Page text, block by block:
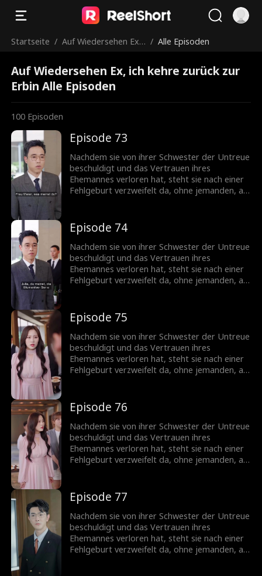
Startseite / Auf Wiedersehen Ex, i
rbin
/ Alle Episoden
Auf Wiedersehen Ex, ich kehre zurück zur
Erbin Alle Episoden
100 Episoden
Episode 73
Nachdem sie von ihrer Schwester der Untreue
beschuldigt und das Vertrauen ihres
Ehemannes verloren hat, steht sie nach einer
Fehlgeburt verzweifelt da, ohne jemanden, an
was ihr die Chance gibt, ihren Status
zurückzugewinnen. Als sie zurückkehrt,
schockiert ihre Anwesenheit ihren Ex-
Ehemann...
Episode 74
Nachdem sie von ihrer Schwester der Untreue
beschuldigt und das Vertrauen ihres
Ehemannes verloren hat, steht sie nach einer
Fehlgeburt verzweifelt da, ohne jemanden, an
was ihr die Chance gibt, ihren Status
zurückzugewinnen. Als sie zurückkehrt,
schockiert ihre Anwesenheit ihren Ex-
Ehemann...
Episode 75
Nachdem sie von ihrer Schwester der Untreue
beschuldigt und das Vertrauen ihres
Ehemannes verloren hat, steht sie nach einer
Fehlgeburt verzweifelt da, ohne jemanden, an
was ihr die Chance gibt, ihren Status
zurückzugewinnen. Als sie zurückkehrt,
schockiert ihre Anwesenheit ihren Ex-
Ehemann...
Episode 76
Nachdem sie von ihrer Schwester der Untreue
beschuldigt und das Vertrauen ihres
Ehemannes verloren hat, steht sie nach einer
Fehlgeburt verzweifelt da, ohne jemanden, an
was ihr die Chance gibt, ihren Status
zurückzugewinnen. Als sie zurückkehrt,
schockiert ihre Anwesenheit ihren Ex-
Ehemann...
Episode 77
Nachdem sie von ihrer Schwester der Untreue
beschuldigt und das Vertrauen ihres
Ehemannes verloren hat, steht sie nach einer
Fehlgeburt verzweifelt da, ohne jemanden, an